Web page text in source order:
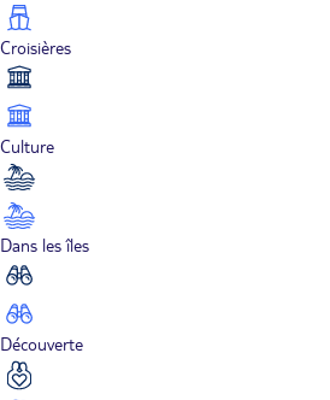
Croisières
Culture
Dans les îles
Découverte